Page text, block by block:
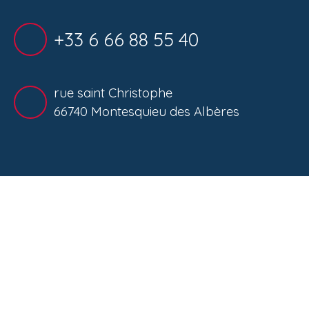
+33 6 66 88 55 40
rue saint Christophe
66740 Montesquieu des Albères